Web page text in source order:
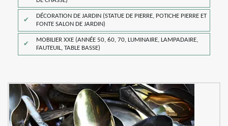
DÉCORATION DE JARDIN (STATUE DE PIERRE, POTICHE PIERRE ET
FONTE SALON DE JARDIN)
MOBILIER XXE (ANNÉE 50, 60, 70, LUMINAIRE, LAMPADAIRE,
FAUTEUIL, TABLE BASSE)